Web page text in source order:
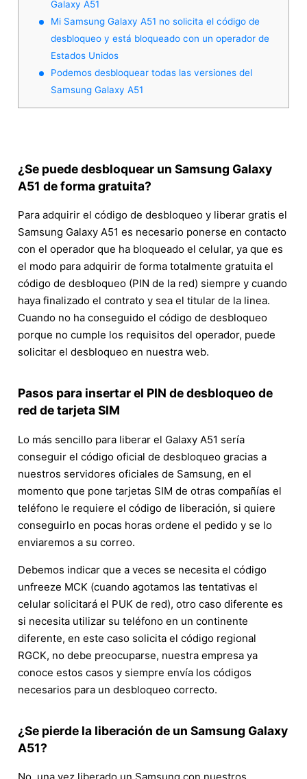
Galaxy A51
Mi Samsung Galaxy A51 no solicita el código de
desbloqueo y está bloqueado con un operador de
Estados Unidos
Podemos desbloquear todas las versiones del
Samsung Galaxy A51
¿Se puede desbloquear un Samsung Galaxy
A51 de forma gratuita?
Para adquirir el código de desbloqueo y liberar gratis el
Samsung Galaxy A51 es necesario ponerse en contacto
con el operador que ha bloqueado el celular, ya que es
el modo para adquirir de forma totalmente gratuita el
código de desbloqueo (PIN de la red) siempre y cuando
haya finalizado el contrato y sea el titular de la linea.
Cuando no ha conseguido el código de desbloqueo
porque no cumple los requisitos del operador, puede
solicitar el desbloqueo en nuestra web.
Pasos para insertar el PIN de desbloqueo de
red de tarjeta SIM
Lo más sencillo para liberar el Galaxy A51 sería
conseguir el código oficial de desbloqueo gracias a
nuestros servidores oficiales de Samsung, en el
momento que pone tarjetas SIM de otras compañías el
teléfono le requiere el código de liberación, si quiere
conseguirlo en pocas horas ordene el pedido y se lo
enviaremos a su correo.
Debemos indicar que a veces se necesita el código
unfreeze MCK (cuando agotamos las tentativas el
celular solicitará el PUK de red), otro caso diferente es
si necesita utilizar su teléfono en un continente
diferente, en este caso solicita el código regional
RGCK, no debe preocuparse, nuestra empresa ya
conoce estos casos y siempre envía los códigos
necesarios para un desbloqueo correcto.
¿Se pierde la liberación de un Samsung Galaxy
A51?